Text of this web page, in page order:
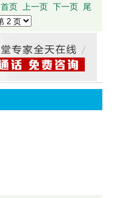
首页 上一页 下一页 尾